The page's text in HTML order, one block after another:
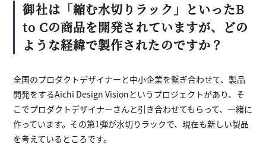
御社は「縮む水切りラック」といったB
to Cの商品を開発されていますが、どの
ような経緯で製作されたのですか？
全国のプロダクトデザイナーと中小企業を繋ぎ合わせて、製品
開発をするAichi Design Visionというプロジェクトがあり、そ
こでプロダクトデザイナーさんと引き合わせてもらって、一緒に
作っています。その第1弾が水切りラックで、現在も新しい製品
を考えているところです。